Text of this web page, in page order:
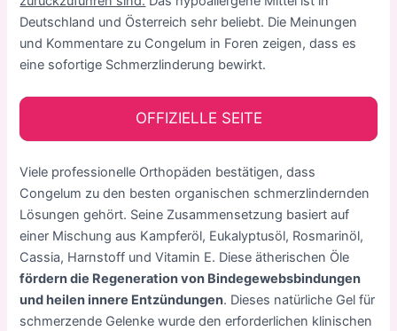
Deutschland und Österreich sehr beliebt. Die Meinungen
und Kommentare zu Congelum in Foren zeigen, dass es
eine sofortige Schmerzlinderung bewirkt.
OFFIZIELLE SEITE
Viele professionelle Orthopäden bestätigen, dass
Congelum zu den besten organischen schmerzlindernden
Lösungen gehört. Seine Zusammensetzung basiert auf
einer Mischung aus Kampferöl, Eukalyptusöl, Rosmarinöl,
Cassia, Harnstoff und Vitamin E. Diese ätherischen Öle
fördern die Regeneration von Bindegewebsbindungen
und heilen innere Entzündungen. Dieses natürliche Gel für
schmerzende Gelenke wurde den erforderlichen klinischen